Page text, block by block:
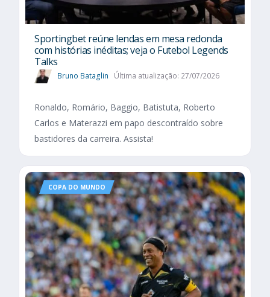
Sportingbet reúne lendas em mesa redonda
com histórias inéditas; veja o Futebol Legends
Talks
Bruno Bataglin Última atualização: 27/07/2026
Ronaldo, Romário, Baggio, Batistuta, Roberto
Carlos e Materazzi em papo descontraído sobre
bastidores da carreira. Assista!
COPA DO MUNDO